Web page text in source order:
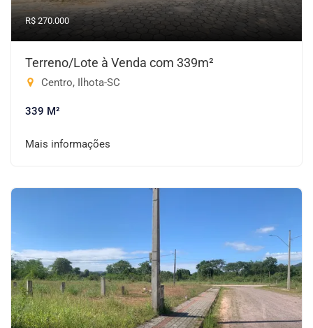
R$ 270.000
Terreno/Lote à Venda com 339m²
Centro, Ilhota-SC
339 M²
Mais informações